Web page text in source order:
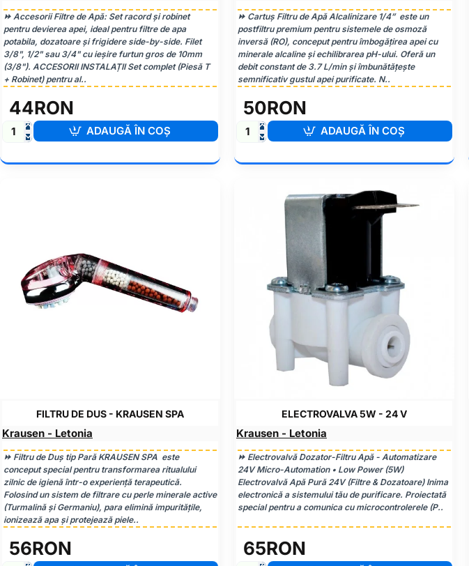
⏩ Accesorii Filtre de Apă: Set racord și robinet
pentru devierea apei, ideal pentru filtre de apa
potabila, dozatoare și frigidere side-by-side. Filet
3/8", 1/2" sau 3/4" cu ieșire furtun gros de 10mm
(3/8"). ACCESORII INSTALAȚII Set complet (Piesă T
+ Robinet) pentru al..
44RON
Racord
Apa
ADAUGĂ ÎN COŞ
⏩ Cartuș Filtru de Apă Alcalinizare 1/4” este un
postfiltru premium pentru sistemele de osmoză
inversă (RO), conceput pentru îmbogățirea apei cu
minerale alcaline și echilibrarea pH-ului. Oferă un
debit constant de 3.7 L/min și îmbunătățește
semnificativ gustul apei purificate. N..
50RON
Cartus
Apa
ADAUGĂ ÎN COŞ
Krausen - Letonia
FILTRU DE DUS - KRAUSEN SPA
⏩ Filtru de Duș tip Pară KRAUSEN SPA este
conceput special pentru transformarea ritualului
zilnic de igienă într-o experiență terapeutică.
Folosind un sistem de filtrare cu perle minerale active
(Turmalină și Germaniu), para elimină impuritățile,
ionizează apa și protejează piele..
56RON
Krausen - Letonia
ELECTROVALVA 5W - 24 V
⏩ Electrovalvă Dozator-Filtru Apă - Automatizare
24V Micro-Automation • Low Power (5W)
Electrovalvă Apă Pură 24V (Filtre & Dozatoare) Inima
electronică a sistemului tău de purificare. Proiectată
special pentru a comunica cu microcontrolerele (P..
65RON